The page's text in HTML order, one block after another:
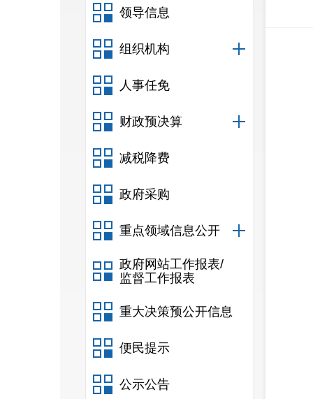
领导信息
组织机构
人事任免
财政预决算
减税降费
政府采购
重点领域信息公开
政府网站工作报表/
监督工作报表
重大决策预公开信息
便民提示
公示公告